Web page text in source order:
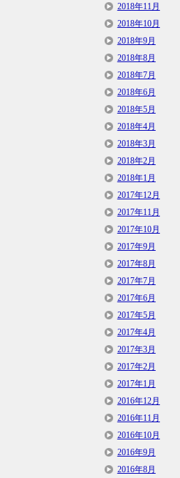
2018年11月
2018年10月
2018年9月
2018年8月
2018年7月
2018年6月
2018年5月
2018年4月
2018年3月
2018年2月
2018年1月
2017年12月
2017年11月
2017年10月
2017年9月
2017年8月
2017年7月
2017年6月
2017年5月
2017年4月
2017年3月
2017年2月
2017年1月
2016年12月
2016年11月
2016年10月
2016年9月
2016年8月